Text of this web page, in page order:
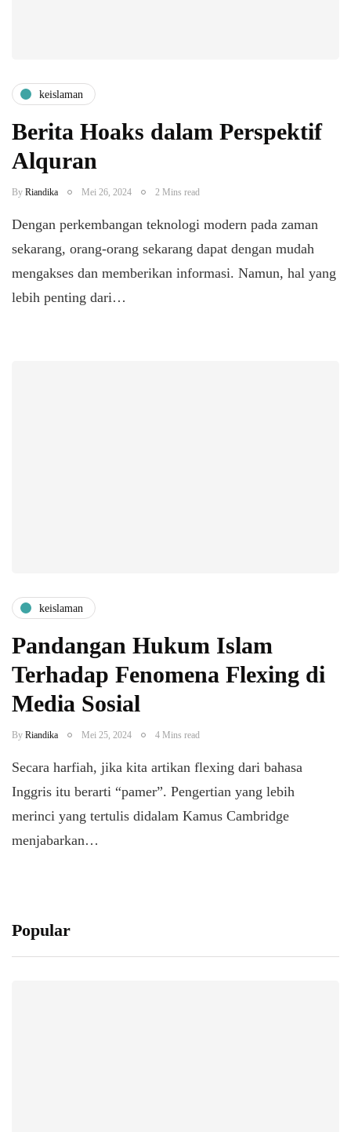
keislaman
Berita Hoaks dalam Perspektif
Alquran
By Riandika Mei 26, 2024 2 Mins read
Dengan perkembangan teknologi modern pada zaman
sekarang, orang-orang sekarang dapat dengan mudah
mengakses dan memberikan informasi. Namun, hal yang
lebih penting dari…
keislaman
Pandangan Hukum Islam
Terhadap Fenomena Flexing di
Media Sosial
By Riandika Mei 25, 2024 4 Mins read
Secara harfiah, jika kita artikan flexing dari bahasa
Inggris itu berarti “pamer”. Pengertian yang lebih
merinci yang tertulis didalam Kamus Cambridge
menjabarkan…
Popular